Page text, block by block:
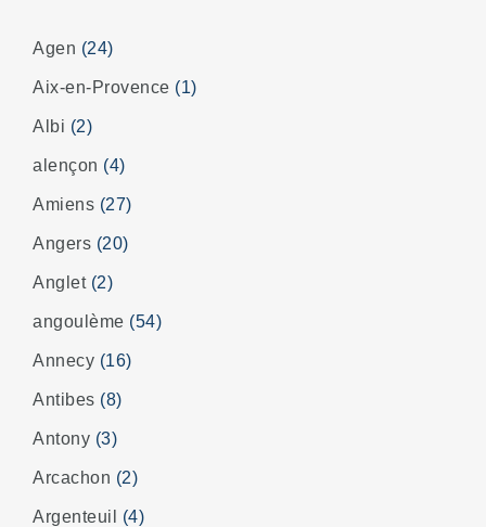
Agen (24)
Aix-en-Provence (1)
Albi (2)
alençon (4)
Amiens (27)
Angers (20)
Anglet (2)
angoulème (54)
Annecy (16)
Antibes (8)
Antony (3)
Arcachon (2)
Argenteuil (4)